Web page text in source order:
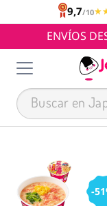
9,7/10
ENVÍOS
-